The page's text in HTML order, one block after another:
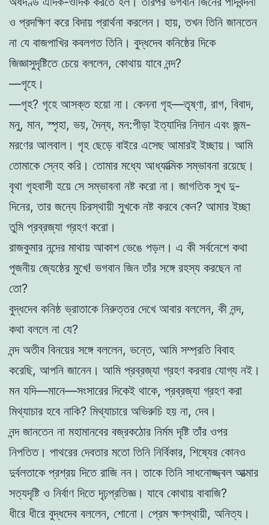
ও প্রদক্ষিণ করে বিদায় প্রার্থনা করলেন। হায়, তখন তিনি জানতেন
না যে বাজপাখির কবলগত তিনি। বুদ্ধদেব কনিষ্ঠের দিকে
জিজ্ঞাসুদৃষ্টিতে চেয়ে বললেন, কোথায় যাবে নন্দ?
—গৃহে।
—গৃহ? গৃহে আসক্ত হয়ো না। কেননা গৃহ—তৃষ্ণা, রাগ, বিবাদ,
মনু, মান, স্পৃহা, ভয়, দৈন্য, মন:পীড়া ইত্যাদির নিদান এবং জন্ম-
মরণের আলবাল। গৃহ ছেড়ে বাইরে এসেছ আমারই ইচ্ছায়। আমি
তোমাকে স্নেহ করি। তোমার মধ্যে আধ্যাত্মিক সম্ভাবনা রয়েছে।
বৃথা গৃহবাসী হয়ে সে সম্ভাবনা নষ্ট করো না। জাগতিক সুখ দু-
দিনের, তার জন্যে চিরস্থায়ী সুখকে নষ্ট করবে কেন? আমার ইচ্ছা
তুমি প্রব্রজ্যা গ্রহণ করো।
রাজকুমার নন্দের মাথায় আকাশ ভেঙে পড়ল। এ কী সর্বনেশে কথা
পূজনীয় জ্যেষ্ঠের মুখে! ভগবান জিন তাঁর সঙ্গে রহস্য করছেন না
তো?
বুদ্ধদেব কনিষ্ঠ ভ্রাতাকে নিরুত্তর দেখে আবার বললেন, কী নন্দ,
কথা বললে না যে?
নন্দ অতীব বিনয়ের সঙ্গে বললেন, ভন্তে, আমি সম্প্রতি বিবাহ
করেছি, আপনি জানেন। আমি প্রব্রজ্যা গ্রহণ করবার যোগ্য নই।
মন যদি—মানে—সংসারের দিকেই থাকে, প্রব্রজ্যা গ্রহণ করা
মিথ্যাচার হবে নাকি? মিথ্যাচারে অভিরুচি হয় না, দেব।
নন্দ জানতেন না মহামানবের বজ্রকঠোর নির্মম দৃষ্টি তাঁর ওপর
নিপতিত। পাথরের দেবতার মতো তিনি নির্বিকার, শিষ্যের কোনও
দুর্বলতাকে প্রশ্রয় দিতে রাজি নন। তাকে তিনি সাধনোজ্জ্বল আত্মার
সত্যদৃষ্টি ও নির্বাণ দিতে দৃঢ়প্রতিজ্ঞ। যাবে কোথায় বাবাজি?
ধীরে ধীরে বুদ্ধদেব বললেন, শোনো। প্রেম ক্ষণস্থায়ী, অনিত্য।